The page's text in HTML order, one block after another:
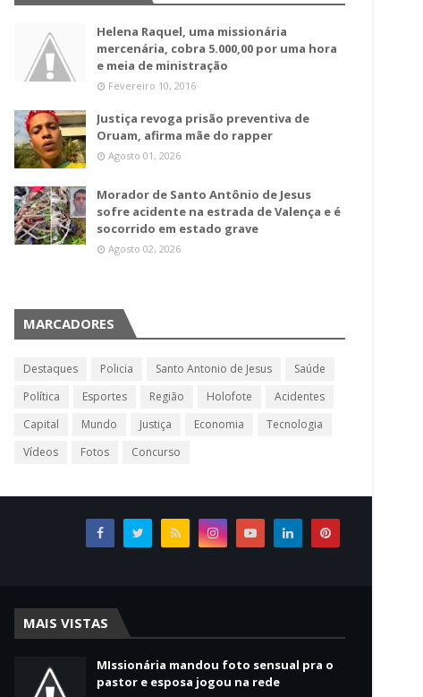
Helena Raquel, uma missionária
mercenária, cobra 5.000,00 por uma hora
e meia de ministração
Fevereiro 10, 2016
Justiça revoga prisão preventiva de
Oruam, afirma mãe do rapper
Agosto 01, 2026
Morador de Santo Antônio de Jesus
sofre acidente na estrada de Valença e é
socorrido em estado grave
Agosto 02, 2026
MARCADORES
Destaques Policia Santo Antonio de Jesus
Saúde
Política
Esportes Região Holofote
Acidentes
Capital
Mundo Justiça Economia
Tecnologia
Vídeos
Fotos Concurso
MAIS VISTAS
MIssionária mandou foto sensual pra o
pastor e esposa jogou na rede